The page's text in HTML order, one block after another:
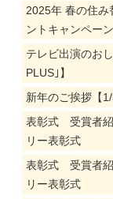
2025年 春の住み
ントキャンペーン
テレビ出演のお
PLUS｣】
新年のご挨拶【
表彰式 受賞者
リー表彰式
表彰式 受賞者
リー表彰式